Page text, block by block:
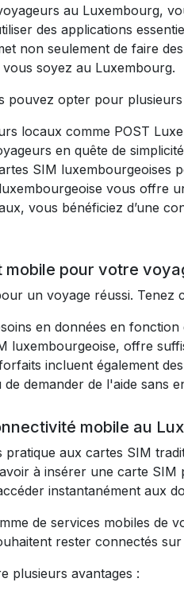
au Luxembourg,
des applications
non seulement de faire
soyez au Luxembourg.
opter pour
locaux comme POST
en quête de
SIM luxembourgeoises
vous offre
vous bénéficiez d’une
pour votre
un voyage réussi. Tenez
en données en
luxembourgeoise, offre
incluent également
demander de l'aide sans
mobile au
aux cartes SIM
à insérer une carte
instantanément aux
de services mobiles de
rester connectés
plusieurs avantages :